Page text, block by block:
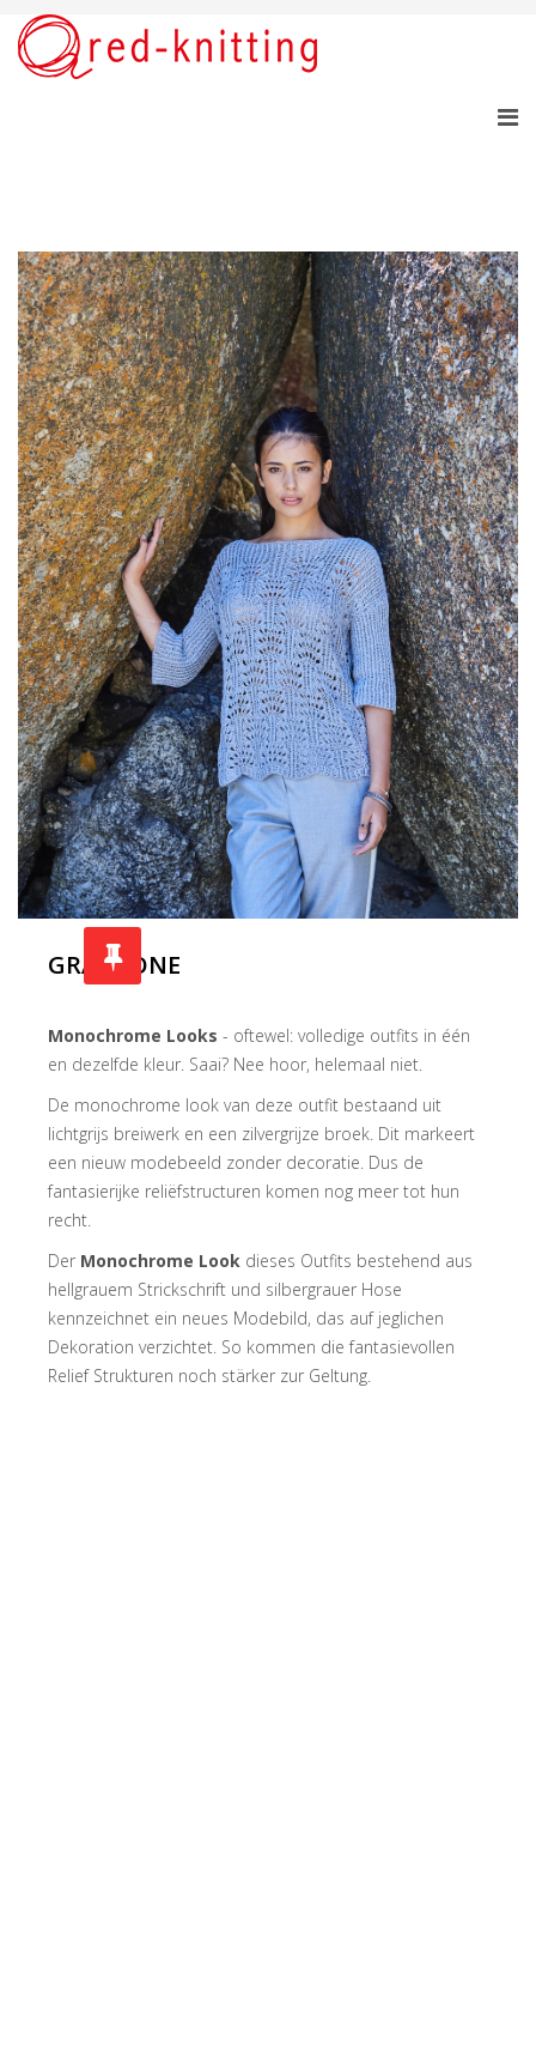
GRAUZONE
Monochrome Looks - oftewel: volledige outfits in één
en dezelfde kleur. Saai? Nee hoor, helemaal niet.
De monochrome look van deze outfit bestaand uit
lichtgrijs breiwerk en een zilvergrijze broek. Dit markeert
een nieuw modebeeld zonder decoratie. Dus de
fantasierijke reliëfstructuren komen nog meer tot hun
recht.
Der Monochrome Look dieses Outfits bestehend aus
hellgrauem Strickschrift und silbergrauer Hose
kennzeichnet ein neues Modebild, das auf jeglichen
Dekoration verzichtet. So kommen die fantasievollen
Relief Strukturen noch stärker zur Geltung.